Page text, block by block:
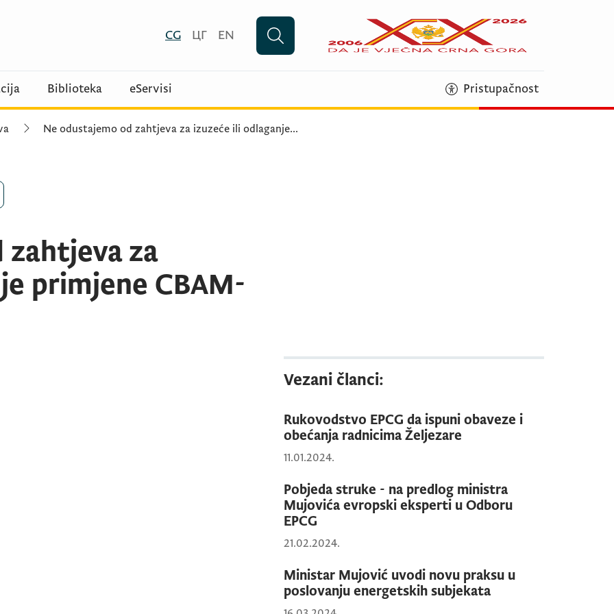
CG ЦГ EN
Biblioteka eServisi Pristupačnost
Ne odustajemo od zahtjeva za izuzeće ili odlaganje...
za
primjene CBAM-
Vezani članci:
Rukovodstvo EPCG da ispuni obaveze i
obećanja radnicima Željezare
11.01.2024.
Pobjeda struke - na predlog ministra
Mujovića evropski eksperti u Odboru
EPCG
21.02.2024.
Ministar Mujović uvodi novu praksu u
poslovanju energetskih subjekata